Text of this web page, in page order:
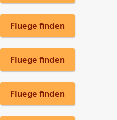
Fluege finden
Fluege finden
Fluege finden